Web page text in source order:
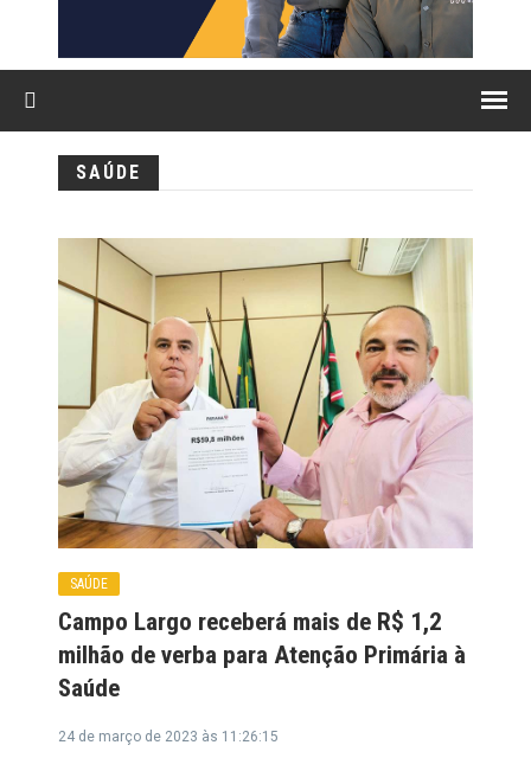
SAÚDE
SAÚDE
Campo Largo receberá mais de R$ 1,2
milhão de verba para Atenção Primária à
Saúde
24 de março de 2023 às 11:26:15